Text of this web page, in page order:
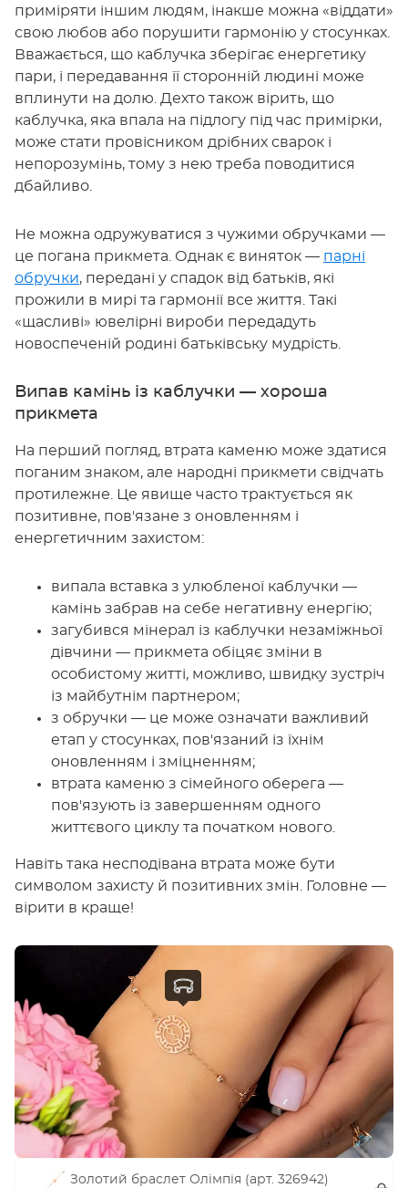
приміряти іншим людям, інакше можна «віддати»
свою любов або порушити гармонію у стосунках.
Вважається, що каблучка зберігає енергетику
пари, і передавання її сторонній людині може
вплинути на долю. Дехто також вірить, що
каблучка, яка впала на підлогу під час примірки,
може стати провісником дрібних сварок і
непорозумінь, тому з нею треба поводитися
дбайливо.
Не можна одружуватися з чужими обручками —
це погана прикмета. Однак є виняток — парні
обручки, передані у спадок від батьків, які
прожили в мирі та гармонії все життя. Такі
«щасливі» ювелірні вироби передадуть
новоспеченій родині батьківську мудрість.
Випав камінь із каблучки — хороша
прикмета
На перший погляд, втрата каменю може здатися
поганим знаком, але народні прикмети свідчать
протилежне. Це явище часто трактується як
позитивне, пов'язане з оновленням і
енергетичним захистом:
випала вставка з улюбленої каблучки —
камінь забрав на себе негативну енергію;
загубився мінерал із каблучки незаміжньої
дівчини — прикмета обіцяє зміни в
особистому житті, можливо, швидку зустріч
із майбутнім партнером;
з обручки — це може означати важливий
етап у стосунках, пов'язаний із їхнім
оновленням і зміцненням;
втрата каменю з сімейного оберега —
пов'язують із завершенням одного
життєвого циклу та початком нового.
Навіть така несподівана втрата може бути
символом захисту й позитивних змін. Головне —
вірити в краще!
Золотий браслет Олімпія (арт. 326942)